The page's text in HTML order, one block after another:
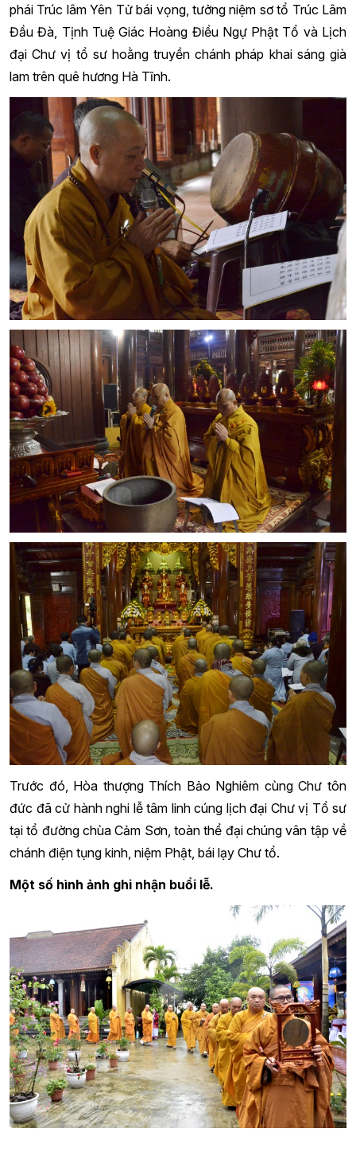
phái Trúc lâm Yên Tử bái vọng, tưởng niệm sơ tổ Trúc Lâm
Đầu Đà, Tịnh Tuệ Giác Hoàng Điều Ngự Phật Tổ và Lịch
đại Chư vị tổ sư hoằng truyền chánh pháp khai sáng già
lam trên quê hương Hà Tĩnh.
Trước đó, Hòa thượng Thích Bảo Nghiêm cùng Chư tôn
đức đã cử hành nghi lễ tâm linh cúng lịch đại Chư vị Tổ sư
tại tổ đường chùa Cảm Sơn, toàn thể đại chúng vân tập về
chánh điện tụng kinh, niệm Phật, bái lạy Chư tổ.
Một số hình ảnh ghi nhận buổi lễ.